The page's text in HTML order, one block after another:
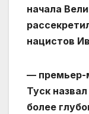
начала
нацистов
— премьер-
Туск
более